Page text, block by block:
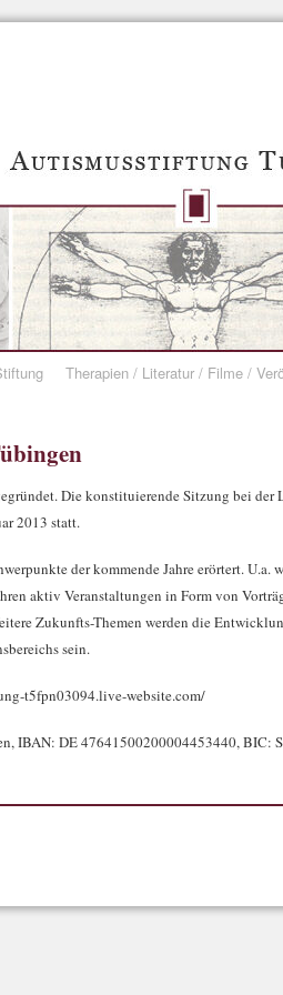
Therapien / Literatur / Filme /
Die konstituierende Sitzung bei
2013 statt.
der kommende Jahre erörtert. U.a.
aktiv Veranstaltungen in Form von
Zukunfts-Themen werden die
sein.
t5fpn03094.live-website.com/
IBAN: DE 47641500200004453440, BIC: